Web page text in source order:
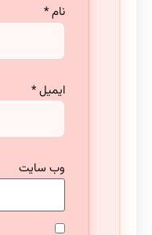
ایمیل*
وب‌ سایت